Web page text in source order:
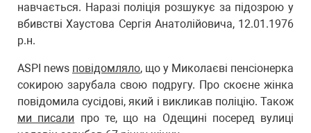
навчається. Наразі поліція розшукує за підозрою у
вбивстві Хаустова Сергія Анатолійовича, 12.01.1976
р.н.
ASPI news повідомляло, що у Миколаєві пенсіонерка
сокирою зарубала свою подругу. Про скоєне жінка
повідомила сусідові, який і викликав поліцію. Також
ми писали про те, що на Одещині посеред вулиці